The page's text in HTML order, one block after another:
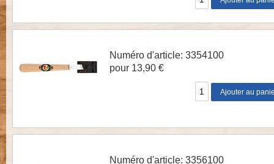
Numéro d'article: 3354100
pour 13,90 €
Numéro d'article: 3356100